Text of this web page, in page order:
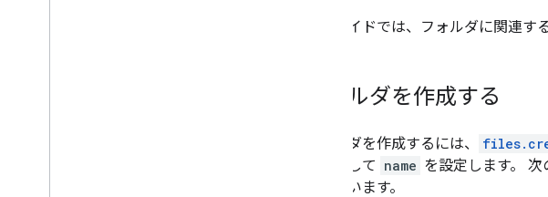
このガイドでは、フォルダに関連す
フォルダを作成する
フォルダを作成するには、
を指定して name を設定します。
示しています。